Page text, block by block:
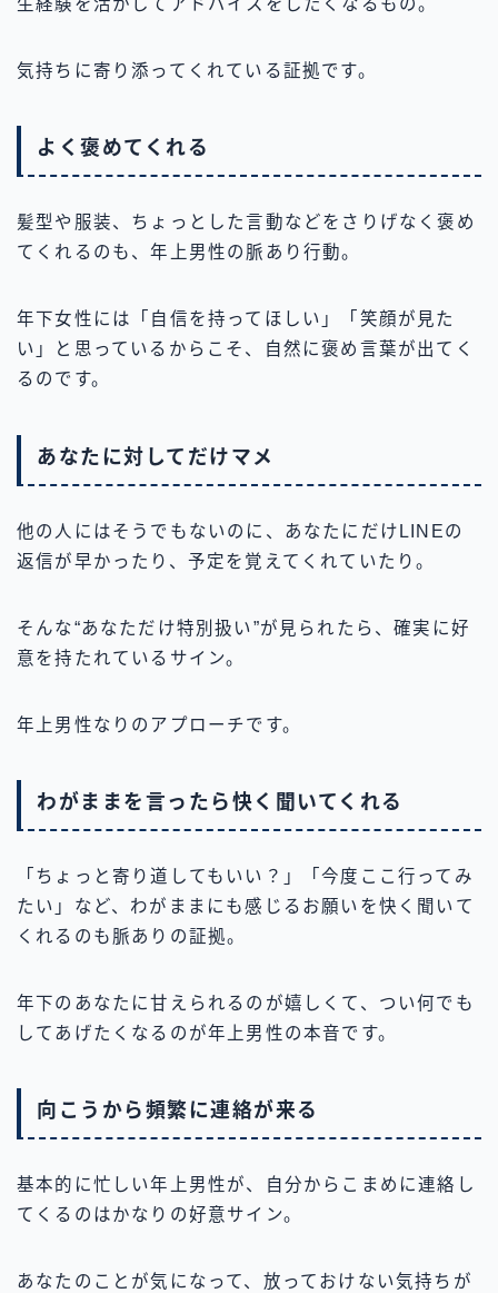
生経験を活かしてアドバイスをしたくなるもの。
気持ちに寄り添ってくれている証拠です。
よく褒めてくれる
髪型や服装、ちょっとした言動などをさりげなく褒め
てくれるのも、年上男性の脈あり行動。
年下女性には「自信を持ってほしい」「笑顔が見た
い」と思っているからこそ、自然に褒め言葉が出てく
るのです。
あなたに対してだけマメ
他の人にはそうでもないのに、あなたにだけLINEの
返信が早かったり、予定を覚えてくれていたり。
そんな“あなただけ特別扱い”が見られたら、確実に好
意を持たれているサイン。
年上男性なりのアプローチです。
わがままを言ったら快く聞いてくれる
「ちょっと寄り道してもいい？」「今度ここ行ってみ
たい」など、わがままにも感じるお願いを快く聞いて
くれるのも脈ありの証拠。
年下のあなたに甘えられるのが嬉しくて、つい何でも
してあげたくなるのが年上男性の本音です。
向こうから頻繁に連絡が来る
基本的に忙しい年上男性が、自分からこまめに連絡し
てくるのはかなりの好意サイン。
あなたのことが気になって、放っておけない気持ちが